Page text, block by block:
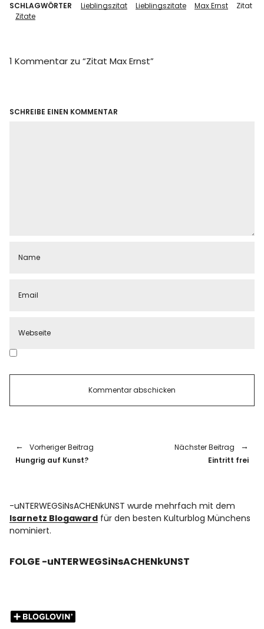
SCHLAGWÖRTER Lieblingszitat Lieblingszitate Max Ernst
Zitat
Zitate
1 Kommentar zu “Zitat Max Ernst”
SCHREIBE EINEN KOMMENTAR
Vorheriger Beitrag
Hungrig auf Kunst?
Nächster Beitrag
Eintritt frei
-uNTERWEGSiNsACHENkUNST wurde mehrfach mit dem
Isarnetz Blogaward für den besten Kulturblog Münchens
nominiert.
FOLGE -uNTERWEGSiNsACHENkUNST